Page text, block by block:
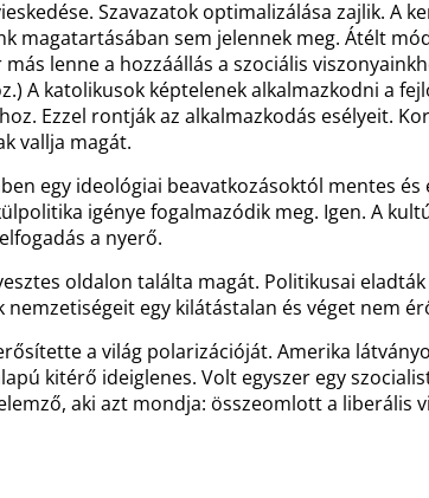
Szavazatok optimalizálása zajlik. A
magatartásában sem jelennek meg. Átélt
lenne a hozzáállás a szociális
A katolikusok képtelenek alkalmazkodni a
Ezzel rontják az alkalmazkodás esélyeit.
vallja magát.
egy ideológiai beavatkozásoktól mentes
igénye fogalmazódik meg. Igen. A
a nyerő.
oldalon találta magát. Politikusai
nemzetiségeit egy kilátástalan és véget nem
a világ polarizációját. Amerika
kitérő ideiglenes. Volt egyszer egy
aki azt mondja: összeomlott a liberális